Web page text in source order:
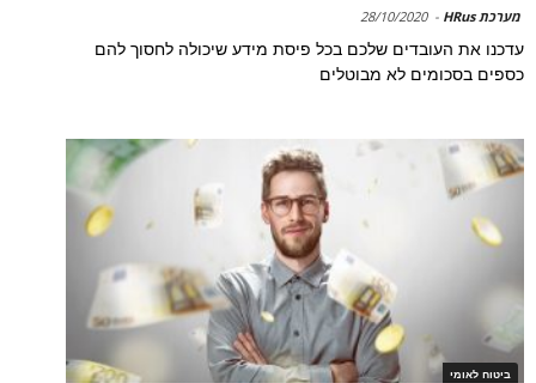
מערכת HRus -
28/10/2020
עדכנו את העובדים שלכם בכל פיסת מידע שיכולה לחסוך להם
כספים בסכומים לא מבוטלים
ביטוח לאומי